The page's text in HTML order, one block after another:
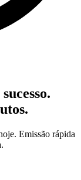
Emissão rápida